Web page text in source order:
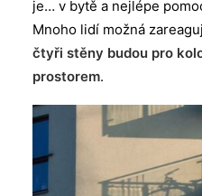
je… v bytě a nejlépe
Mnoho lidí možná
čtyři stěny budou pro
prostorem.